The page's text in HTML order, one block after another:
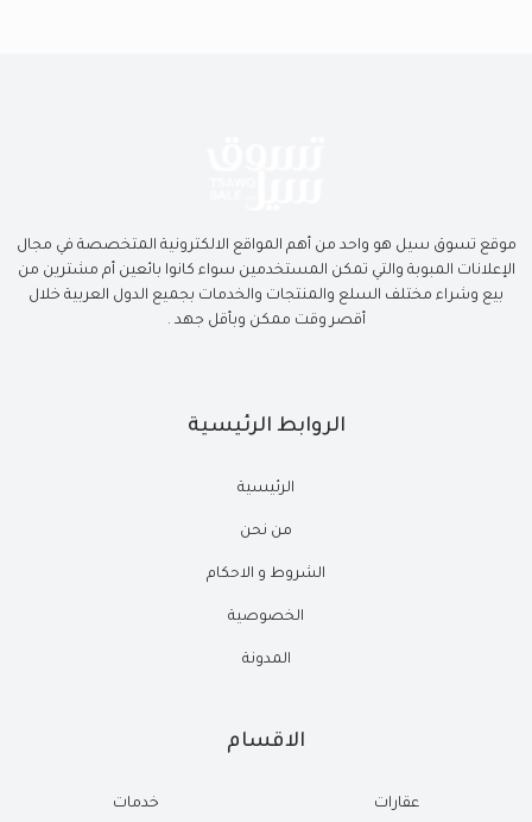
موقع تسوق سيل هو واحد من أهم المواقع الالكترونية المتخصصة في مجال
الإعلانات المبوبة والتي تمكن المستخدمين سواء كانوا بائعين أم مشترين من
بيع وشراء مختلف السلع والمنتجات والخدمات بجميع الدول العربية خلال
أقصر وقت ممكن وبأقل جهد .
الروابط الرئيسية
الرئيسية
من نحن
الشروط و الاحكام
الخصوصية
المدونة
الاقسام
عقارات خدمات